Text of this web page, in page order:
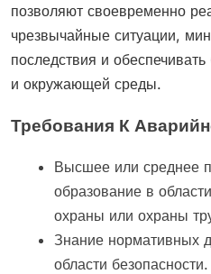
позволяют своевременно
чрезвычайные ситуации,
последствия и
и окружающей среды.
Требования К
Высшее или среднее
образование в
охраны или охраны
Знание нормативных
области безопасности.